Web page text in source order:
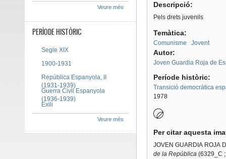
Descripció:
Pels drets juvenils
Temàtica:
Comunisme Jovent
Autor:
Joven Guardia Roja de
Període històric:
Transició democràtica
1978
Per citar aquesta
JOVEN GUARDIA ROJA
de la República(6329_C
Veure més
PERÍODE HISTÒRIC
Segle XIX
1900-1931
República Espanyola, II
(1931-1939)
Guerra Civil Espanyola
(1936-1939)
Exili
Veure més